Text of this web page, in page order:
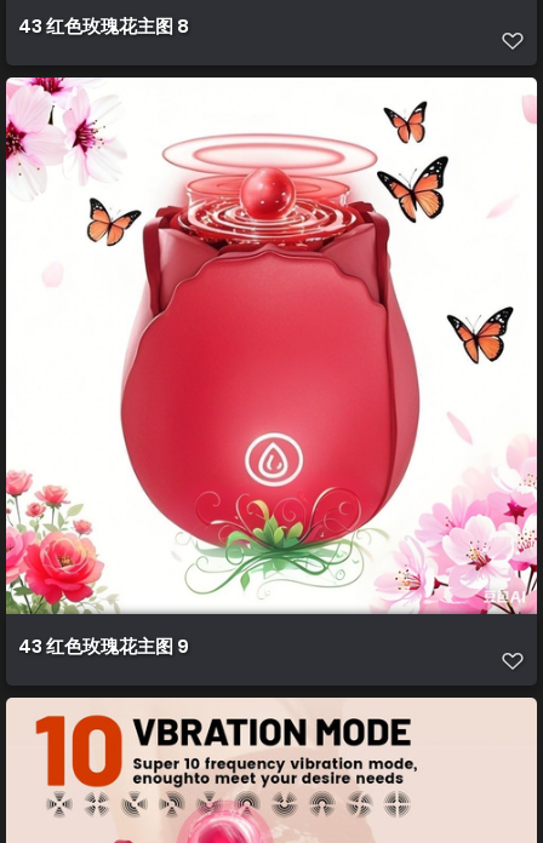
43 红色玫瑰花主图 8
43 红色玫瑰花主图 9